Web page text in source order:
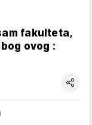
fakulteta,
ovog :